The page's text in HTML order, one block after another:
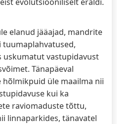
elanud jääajad, mandrite
tuumaplahvatused,
uskumatut vastupidavust
Tänapäeval
hõlmikpuid üle maailma nii
kui ka
raviomaduste tõttu,
linnaparkides, tänavatel